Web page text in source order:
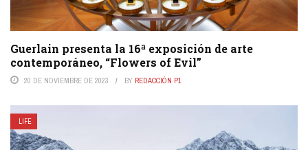
Guerlain presenta la 16ª exposición de arte
contemporáneo, “Flowers of Evil”
20 DE NOVIEMBRE DE 2023 BY REDACCIÓN P1
LIFE